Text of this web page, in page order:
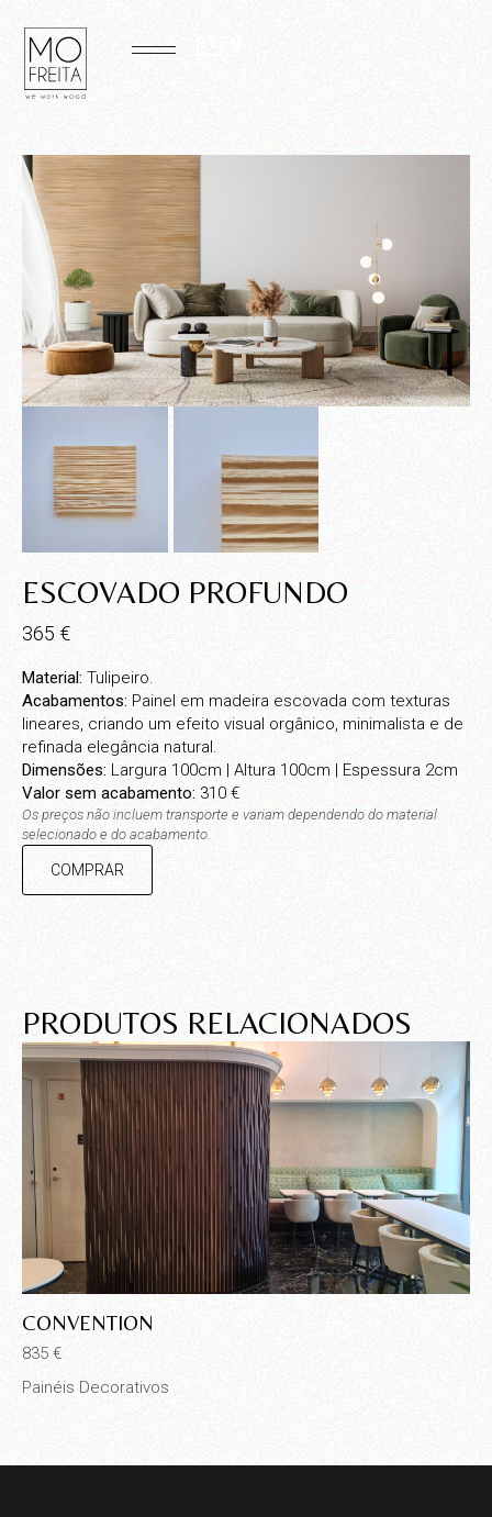
PT EN
ESCOVADO PROFUNDO
365€
Material:Tulipeiro.
Acabamentos: Painel em madeira escovada com texturas
lineares, criando um efeito visual orgânico, minimalista e de
refinada elegância natural.
Dimensões:Largura 100cm | Altura 100cm | Espessura 2cm
Valor sem acabamento:310 €
Os preços não incluem transporte e variam dependendo do material
selecionado e do acabamento.
COMPRAR
PRODUTOS RELACIONADOS
CONVENTION
835€
Painéis Decorativos